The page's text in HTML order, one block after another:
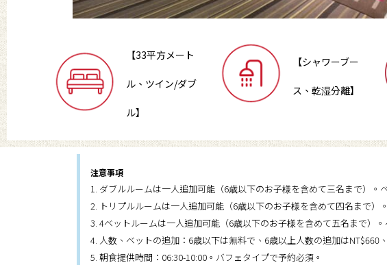
【33平方メート
ル、ツイン/ダブ
ル】
【シャワーブー
ス、乾湿分離】
注意事項
1. ダブルルームは一人追加可能（6歳以下のお子様を含めて三名まで）。
2. トリプルルームは一人追加可能（6歳以下のお子様を含めて四名まで）
3. 4ベットルームは一人追加可能（6歳以下のお子様を含めて五名まで）
4. 人数、ベットの追加：6歳以下は無料で、6歳以上人数の追加は
5. 朝食提供時間：06:30-10:00。バフェタイプで予約必須。